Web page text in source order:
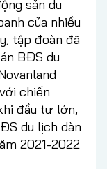
sản du
của nhiều
tập đoàn đã
BĐS du
chiến
đầu tư lớn,
du lịch dàn
2021-2022